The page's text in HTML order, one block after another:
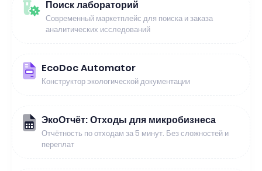
Поиск лабораторий
Современный маркетплейс для поиска и заказа
аналитических исследований
EcoDoc Automator
Конструктор экологической документации
ЭкоОтчёт: Отходы для микробизнеса
Отчётность по отходам за 5 минут. Без сложностей и
переплат